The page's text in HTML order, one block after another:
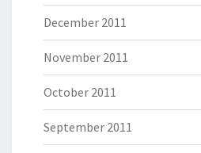
December 2011
November 2011
October 2011
September 2011